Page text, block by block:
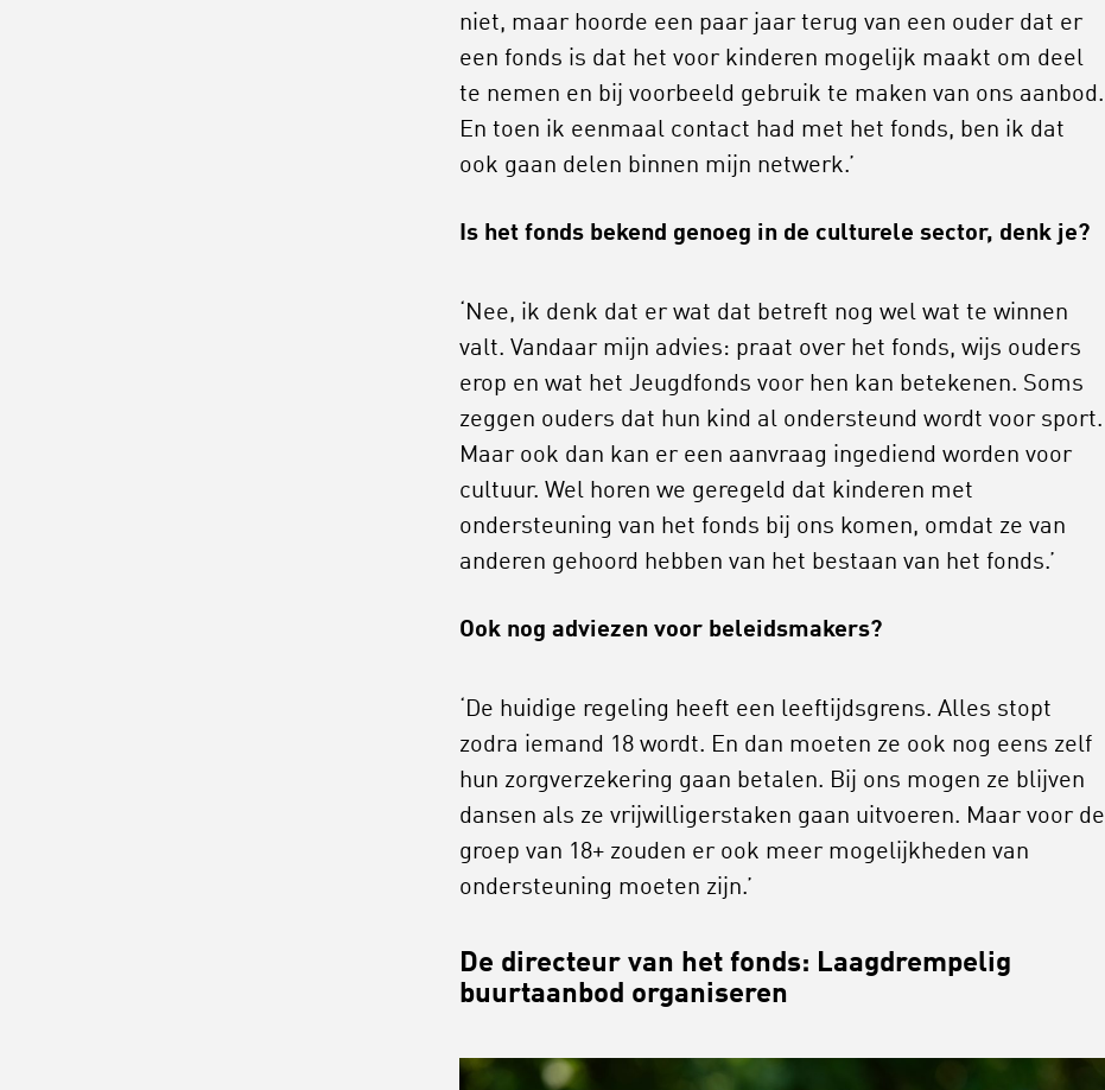
niet, maar hoorde een paar jaar terug van een ouder dat er
een fonds is dat het voor kinderen mogelijk maakt om deel
te nemen en bij voorbeeld gebruik te maken van ons aanbod.
En toen ik eenmaal contact had met het fonds, ben ik dat
ook gaan delen binnen mijn netwerk.’
Is het fonds bekend genoeg in de culturele sector, denk je?
‘Nee, ik denk dat er wat dat betreft nog wel wat te winnen
valt. Vandaar mijn advies: praat over het fonds, wijs ouders
erop en wat het Jeugdfonds voor hen kan betekenen. Soms
zeggen ouders dat hun kind al ondersteund wordt voor sport.
Maar ook dan kan er een aanvraag ingediend worden voor
cultuur. Wel horen we geregeld dat kinderen met
ondersteuning van het fonds bij ons komen, omdat ze van
anderen gehoord hebben van het bestaan van het fonds.’
Ook nog adviezen voor beleidsmakers?
‘De huidige regeling heeft een leeftijdsgrens. Alles stopt
zodra iemand 18 wordt. En dan moeten ze ook nog eens zelf
hun zorgverzekering gaan betalen. Bij ons mogen ze blijven
dansen als ze vrijwilligerstaken gaan uitvoeren. Maar voor de
groep van 18+ zouden er ook meer mogelijkheden van
ondersteuning moeten zijn.’
De directeur van het fonds: Laagdrempelig
buurtaanbod organiseren